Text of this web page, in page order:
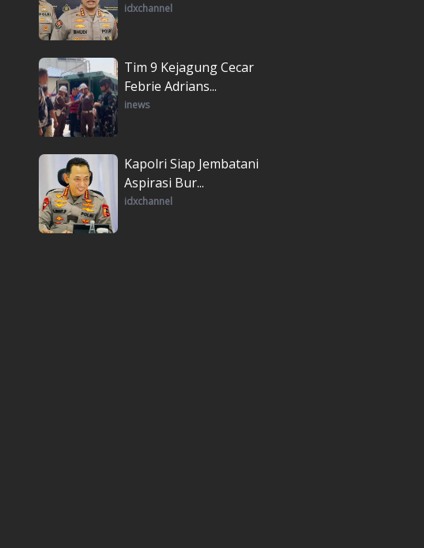
idxchannel
Tim 9 Kejagung Cecar
Febrie Adrians...
inews
Kapolri Siap Jembatani
Aspirasi Bur...
idxchannel